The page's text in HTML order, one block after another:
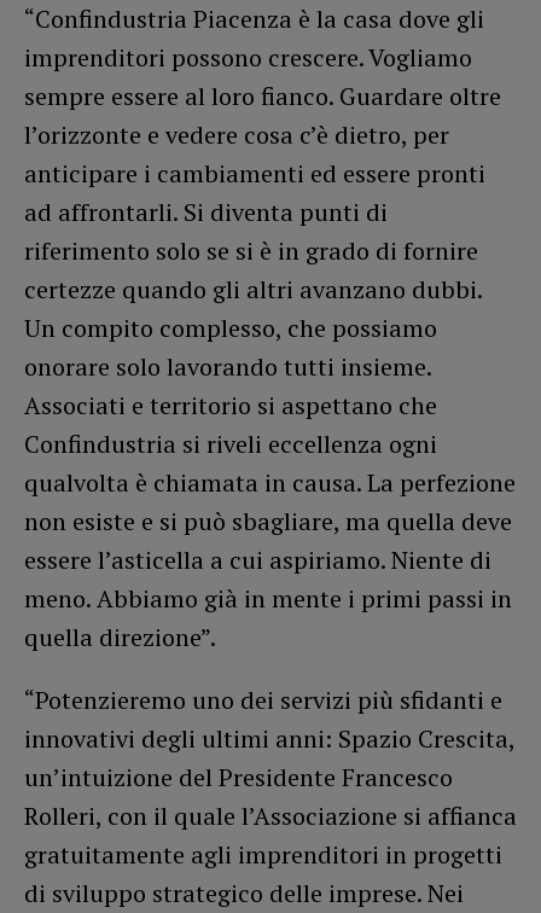
“Confindustria Piacenza è la casa dove gli
imprenditori possono crescere. Vogliamo
sempre essere al loro fianco. Guardare oltre
l’orizzonte e vedere cosa c’è dietro, per
anticipare i cambiamenti ed essere pronti
ad affrontarli. Si diventa punti di
riferimento solo se si è in grado di fornire
certezze quando gli altri avanzano dubbi.
Un compito complesso, che possiamo
onorare solo lavorando tutti insieme.
Associati e territorio si aspettano che
Confindustria si riveli eccellenza ogni
qualvolta è chiamata in causa. La perfezione
non esiste e si può sbagliare, ma quella deve
essere l’asticella a cui aspiriamo. Niente di
meno. Abbiamo già in mente i primi passi in
quella direzione”.
“Potenzieremo uno dei servizi più sfidanti e
innovativi degli ultimi anni: Spazio Crescita,
un’intuizione del Presidente Francesco
Rolleri, con il quale l’Associazione si affianca
gratuitamente agli imprenditori in progetti
di sviluppo strategico delle imprese. Nei